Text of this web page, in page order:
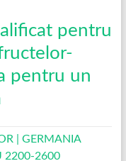
pentru
pentru un